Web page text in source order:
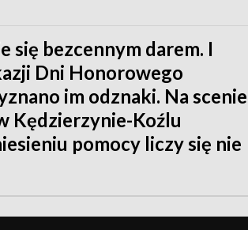
się bezcennym darem. I
Dni Honorowego
im odznaki. Na scenie
Kędzierzynie-Koźlu
pomocy liczy się nie